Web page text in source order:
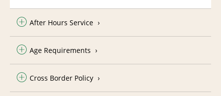
After Hours Service
Age Requirements
Cross Border Policy